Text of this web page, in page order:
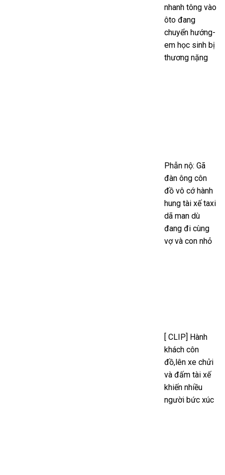
nhanh tông vào
ôto đang
chuyển hướng-
em học sinh bị
thương nặng
Phẫn nộ: Gã
đàn ông côn
đồ vô cớ hành
hung tài xế taxi
dã man dù
đang đi cùng
vợ và con nhỏ
[ CLIP] Hành
khách côn
đồ,lên xe chửi
và đấm tài xế
khiến nhiều
người bức xúc